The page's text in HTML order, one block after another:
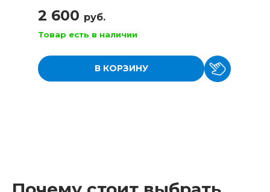
2 600 руб.
Товар есть в наличии
В КОРЗИНУ